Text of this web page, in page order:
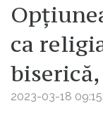
ca
2023-03-18